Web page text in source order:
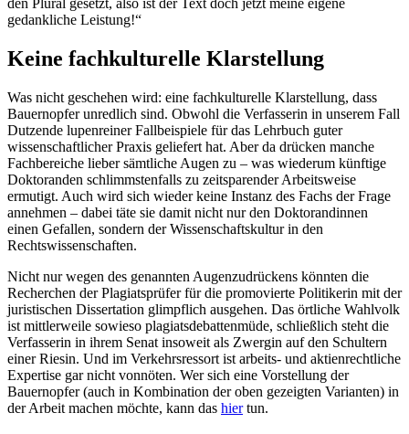
den Plural gesetzt, also ist der Text doch jetzt meine eigene
gedankliche Leistung!“
Keine fachkulturelle Klarstellung
Was nicht geschehen wird: eine fachkulturelle Klarstellung, dass
Bauernopfer unredlich sind. Obwohl die Verfasserin in unserem Fall
Dutzende lupenreiner Fallbeispiele für das Lehrbuch guter
wissenschaftlicher Praxis geliefert hat. Aber da drücken manche
Fachbereiche lieber sämtliche Augen zu – was wiederum künftige
Doktoranden schlimmstenfalls zu zeitsparender Arbeitsweise
ermutigt. Auch wird sich wieder keine Instanz des Fachs der Frage
annehmen – dabei täte sie damit nicht nur den Doktorandinnen
einen Gefallen, sondern der Wissenschaftskultur in den
Rechtswissenschaften.
Nicht nur wegen des genannten Augenzudrückens könnten die
Recherchen der Plagiatsprüfer für die promovierte Politikerin mit der
juristischen Dissertation glimpflich ausgehen. Das örtliche Wahlvolk
ist mittlerweile sowieso plagiatsdebattenmüde, schließlich steht die
Verfasserin in ihrem Senat insoweit als Zwergin auf den Schultern
einer Riesin. Und im Verkehrsressort ist arbeits- und aktienrechtliche
Expertise gar nicht vonnöten. Wer sich eine Vorstellung der
Bauernopfer (auch in Kombination der oben gezeigten Varianten) in
der Arbeit machen möchte, kann das hiertun.